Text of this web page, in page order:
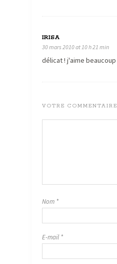
IRISA
30 mars 2010 at 10 h 21 min
délicat ! j'aime beaucoup
VOTRE COMMENTAIRE
Nom *
E-mail *